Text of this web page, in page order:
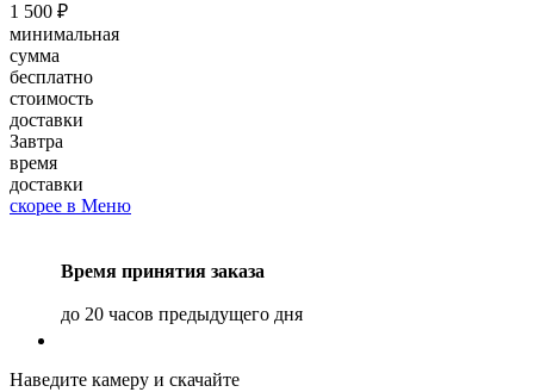
1 500 ₽
минимальная
сумма
бесплатно
стоимость
доставки
Завтра
время
доставки
скорее в Меню
Время принятия заказа
до 20 часов предыдущего дня
Наведите камеру и скачайте